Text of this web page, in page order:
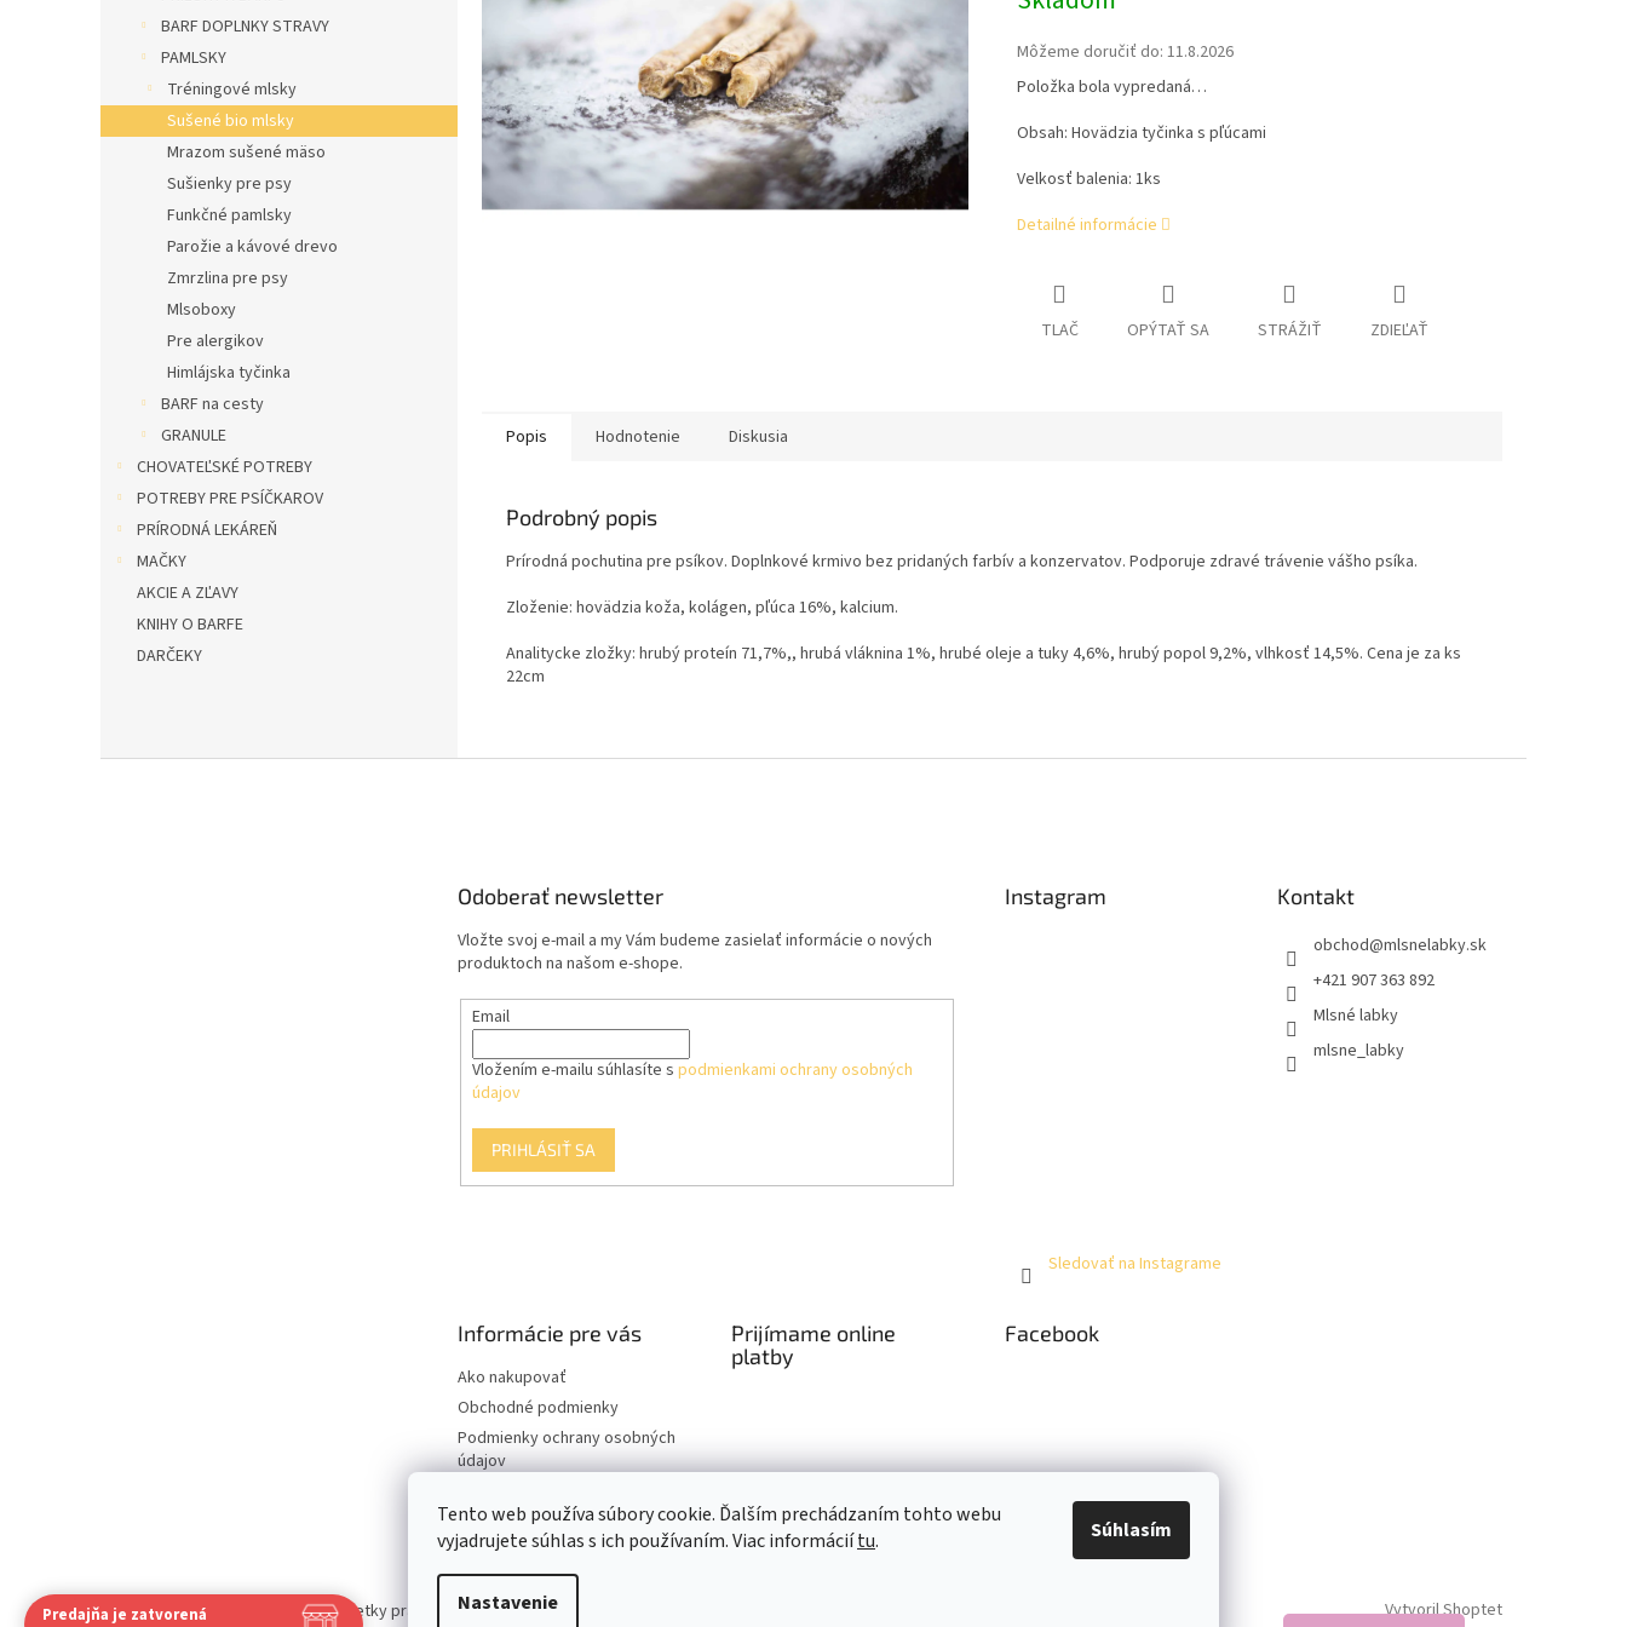
Tento web používa súbory cookie. Ďalším prechádzaním tohto webu
vyjadrujete súhlas s ich používaním. Viac informáciítu.
Nastavenie
Súhlasím
BARF DOPLNKY STRAVY
PAMLSKY
Tréningové mlsky
Sušené bio mlsky
Mrazom sušené mäso
Sušienky pre psy
Funkčné pamlsky
Parožie a kávové drevo
Zmrzlina pre psy
Mlsoboxy
Pre alergikov
Himlájska tyčinka
BARF na cesty
GRANULE
CHOVATEĽSKÉ POTREBY
POTREBY PRE PSÍČKAROV
PRÍRODNÁ LEKÁREŇ
MAČKY
AKCIE A ZĽAVY
KNIHY O BARFE
DARČEKY
Môžeme doručiť do: 11.8.2026
Položka bola vypredaná…
Obsah: Hovädzia tyčinka s pľúcami
Velkosť balenia: 1ks
Detailné informácie
TLAČ OPÝTAŤ SA STRÁŽIŤ ZDIEĽAŤ
Popis Hodnotenie Diskusia
Podrobný popis
Prírodná pochutina pre psíkov. Doplnkové krmivo bez pridaných farbív a konzervatov. Podporuje zdravé trávenie vášho psíka.
Zloženie: hovädzia koža, kolágen, pľúca 16%, kalcium.
Analitycke zložky: hrubý proteín 71,7%,, hrubá vláknina 1%, hrubé oleje a tuky 4,6%, hrubý popol 9,2%, vlhkosť 14,5%. Cena je za ks
22cm
Odoberať newsletter
Vložte svoj e-mail a my Vám budeme zasielať informácie o nových
produktoch na našom e-shope.
Email
Vložením e-mailu súhlasíte s podmienkami ochrany osobných
údajov
PRIHLÁSIŤ SA
Instagram
Sledovať na Instagrame
Kontakt
obchod@mlsnelabky.sk
+421 907 363 892
Mlsné labky
mlsne_labky
Informácie pre vás
Ako nakupovať
Obchodné podmienky
Podmienky ochrany osobných
údajov
predajne
Prijímame online
platby
Facebook
Vytvoril Shoptet
Copyright 2026 Mlsné labky. Všetky práva vyhradené.Upraviť nastavenie cookies
Predajňa je zatvorená